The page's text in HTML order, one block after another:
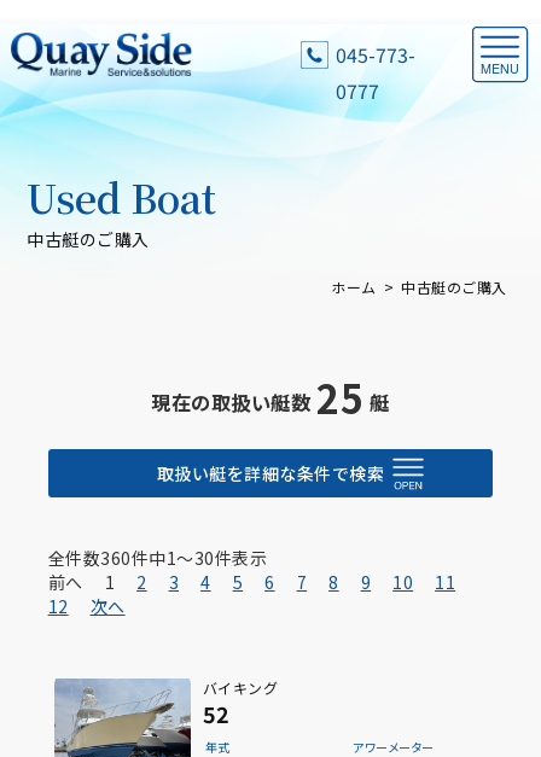
045-773-
0777
中古艇のご購入
Used Boat
ホーム 中古艇のご購入
現在の取扱い艇数 25 艇
取扱い艇を詳細な条件で検索
メーカーから探す
Viking
全件数360件中1〜30件表示
前へ
1 2 3 4 5 6 7 8 9 10
11
12
次へ
バイキング
52
年式 アワーメーター